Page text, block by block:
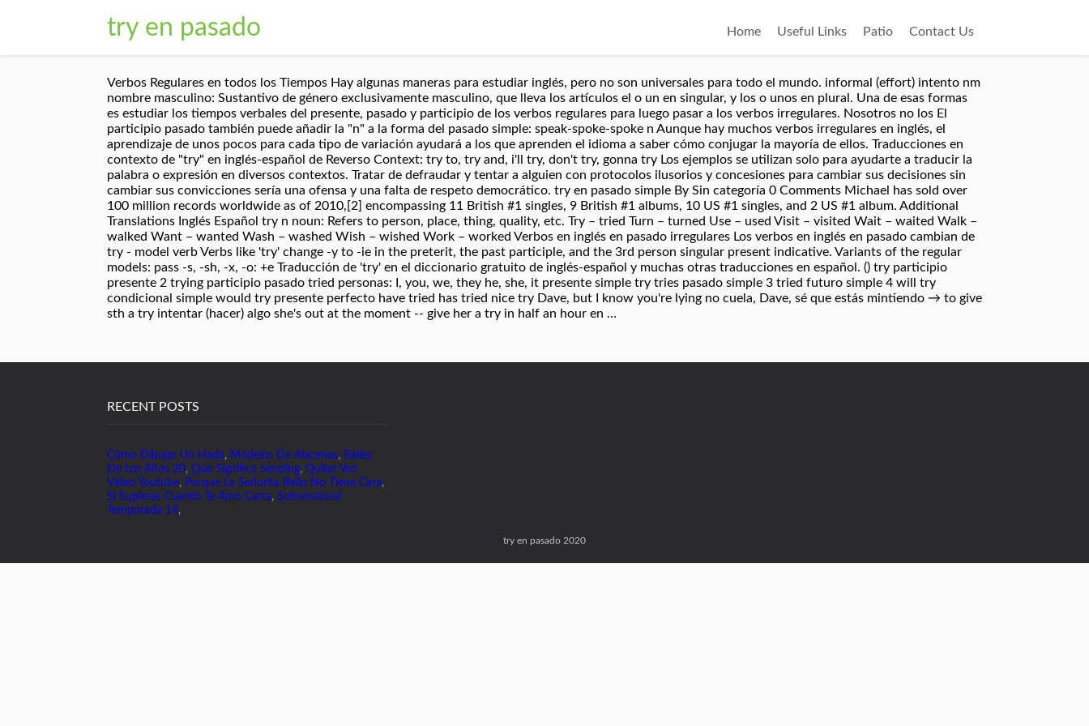
try en pasado Home Useful Links Patio Contact Us
Verbos Regulares en todos los Tiempos Hay algunas maneras para estudiar inglés, pero no son universales para todo el mundo. informal (effort) intento nm
nombre masculino: Sustantivo de género exclusivamente masculino, que lleva los artículos el o un en singular, y los o unos en plural. Una de esas formas
es estudiar los tiempos verbales del presente, pasado y participio de los verbos regulares para luego pasar a los verbos irregulares. Nosotros no los El
participio pasado también puede añadir la "n" a la forma del pasado simple: speak-spoke-spoke n Aunque hay muchos verbos irregulares en inglés, el
aprendizaje de unos pocos para cada tipo de variación ayudará a los que aprenden el idioma a saber cómo conjugar la mayoría de ellos. Traducciones en
contexto de "try" en inglés-español de Reverso Context: try to, try and, i'll try, don't try, gonna try Los ejemplos se utilizan solo para ayudarte a traducir la
palabra o expresión en diversos contextos. Tratar de defraudar y tentar a alguien con protocolos ilusorios y concesiones para cambiar sus decisiones sin
cambiar sus convicciones sería una ofensa y una falta de respeto democrático. try en pasado simple By Sin categoría 0 Comments Michael has sold over
100 million records worldwide as of 2010,[2] encompassing 11 British #1 singles, 9 British #1 albums, 10 US #1 singles, and 2 US #1 album. Additional
Translations Inglés Español try n noun: Refers to person, place, thing, quality, etc. Try – tried Turn – turned Use – used Visit – visited Wait – waited Walk –
walked Want – wanted Wash – washed Wish – wished Work – worked Verbos en inglés en pasado irregulares Los verbos en inglés en pasado cambian de
try - model verb Verbs like 'try' change -y to -ie in the preterit, the past participle, and the 3rd person singular present indicative. Variants of the regular
models: pass -s, -sh, -x, -o: +e Traducción de 'try' en el diccionario gratuito de inglés-español y muchas otras traducciones en español. () try participio
presente 2 trying participio pasado tried personas: I, you, we, they he, she, it presente simple try tries pasado simple 3 tried futuro simple 4 will try
condicional simple would try presente perfecto have tried has tried nice try Dave, but I know you're lying no cuela, Dave, sé que estás mintiendo → to give
sth a try intentar (hacer) algo she's out at the moment -- give her a try in half an hour en …
RECENT POSTS
Cómo Dibujar Un Hada, Modelos De Alacenas, Bailes
De Los Años 20, Que Significa Sending, Quitar Voz
Video Youtube, Porque La Señorita Bello No Tiene Cara,
Si Supieras Cuanto Te Amo Carta, Sobrenatural
Temporada 14,
try en pasado 2020